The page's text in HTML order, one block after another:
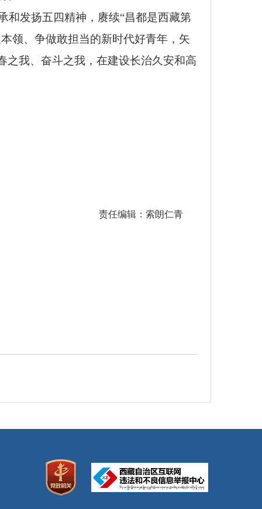
发扬五四精神，赓续“昌都是西藏第
领、争做敢担当的新时代好青年，矢
之我、奋斗之我，在建设长治久安和高
责任编辑：索朗仁青